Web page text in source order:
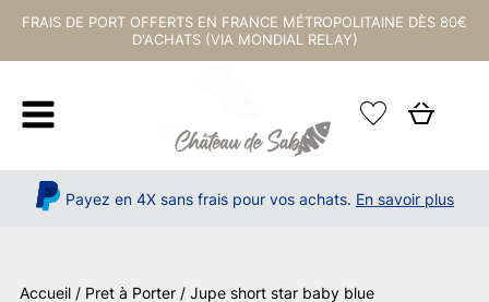
FRAIS DE PORT OFFERTS EN FRANCE MÉTROPOLITAINE DÈS 80€
D'ACHATS (VIA MONDIAL RELAY)
Payez en 4X sans frais pour vos achats. En savoir plus
Accueil / Pret à Porter / Jupe short star baby blue